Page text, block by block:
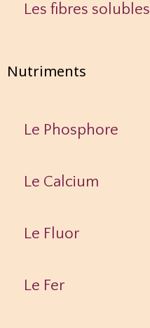
Les fibres solubles
Nutriments
Le Phosphore
Le Calcium
Le Fluor
Le Fer